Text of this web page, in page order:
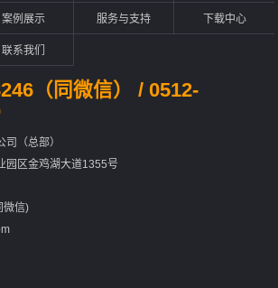
案例展示 服务与支持 下载中心
联系我们
（同微信） / 0512-
（总部）
园区金鸡湖大道1355号
微信)